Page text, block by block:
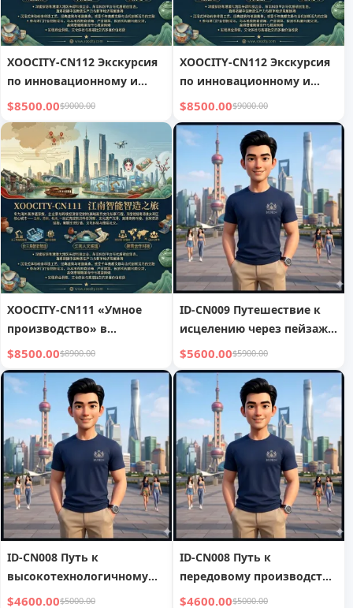
XOOCITY-CN112 Экскурсия
по инновационному и
историческому наследию
Линнаня
$8500.00$9000.00
XOOCITY-CN112 Экскурсия
по инновационному и
историческому наследию
Линнаня
$8500.00$9000.00
XOOCITY-CN111 «Умное
производство» в
Цзяннани
$8500.00$8900.00
ID-CN009 Путешествие к
исцелению через пейзажи
и восточную философию
$5600.00$5900.00
ID-CN008 Путь к
высокотехнологичному
производству и к бизнес-
$4600.00$5000.00
ID-CN008 Путь к
передовому производству
и бизнес-легенде
$4600.00$5000.00